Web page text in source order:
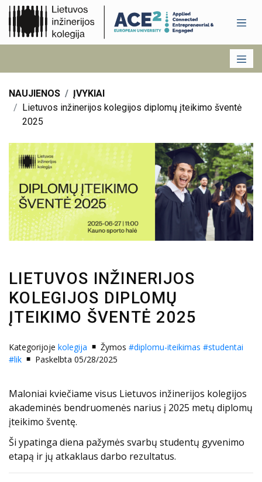
NAUJIENOS
ĮVYKIAI
Lietuvos inžinerijos kolegijos diplomų įteikimo šventė
2025
LIETUVOS INŽINERIJOS
KOLEGIJOS DIPLOMŲ
ĮTEIKIMO ŠVENTĖ 2025
Kategorijoje kolegija Žymos #diplomu-iteikimas #studentai
#lik
Paskelbta 05/28/2025
Maloniai kviečiame visus Lietuvos inžinerijos kolegijos
akademinės bendruomenės narius į 2025 metų diplomų
įteikimo šventę.
Ši ypatinga diena pažymės svarbų studentų gyvenimo
etapą ir jų atkaklaus darbo rezultatus.